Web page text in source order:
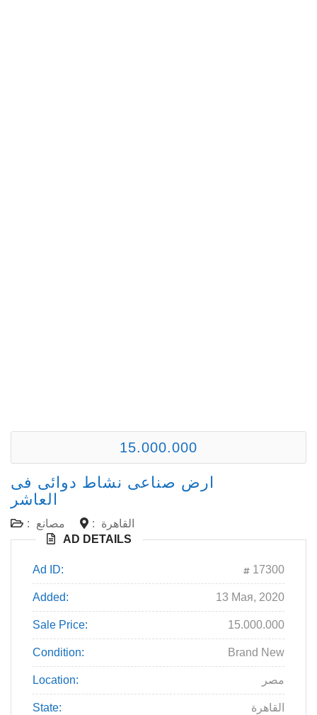
15.000.000
ارض صناعى نشاط دوائى فى
العاشر
: مصانع :
القاهرة
AD DETAILS
Ad ID: 17300
Added: 13 Мая, 2020
Sale Price: 15.000.000
Condition: Brand New
Location: مصر
State: القاهرة